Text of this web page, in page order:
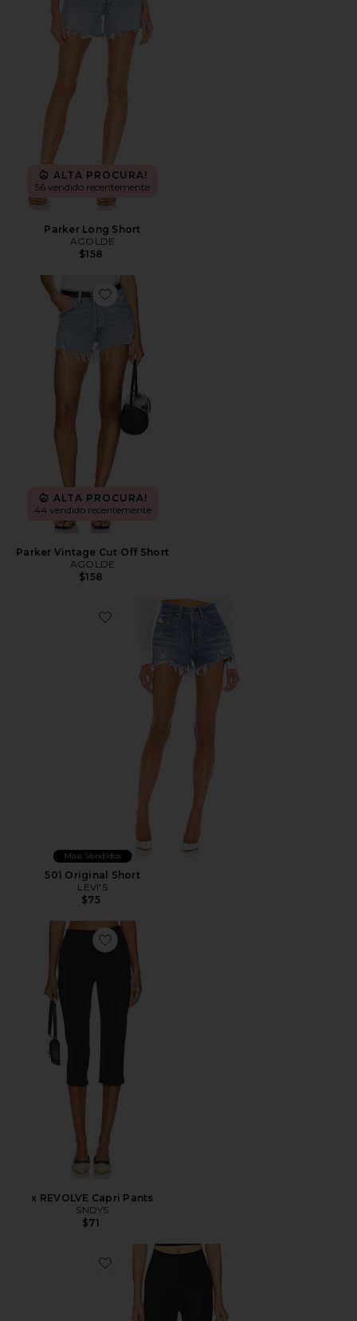
ALTA PROCURA!
56 vendido recentemente
Parker Long Short
AGOLDE
$158
Favorite Parker Vintage Cut Off Short
ALTA PROCURA!
44 vendido recentemente
Parker Vintage Cut Off Short
AGOLDE
$158
Favorite 501 Original Short
Mais Vendidos
501 Original Short
LEVI'S
$75
Favorite x REVOLVE Capri Pants
x REVOLVE Capri Pants
SNDYS
$71
Favorite Neoprene Capri Legging